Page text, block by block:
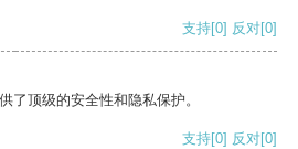
支持[0] 反对[0]
了顶级的安全性和隐私保护。
支持[0] 反对[0]